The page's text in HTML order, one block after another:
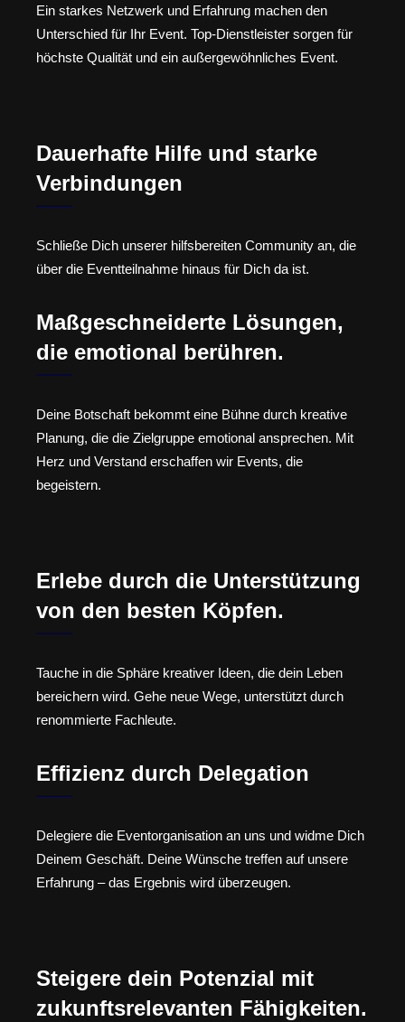
Ein starkes Netzwerk und Erfahrung machen den
Unterschied für Ihr Event. Top-Dienstleister sorgen für
höchste Qualität und ein außergewöhnliches Event.
Dauerhafte Hilfe und starke
Verbindungen
Schließe Dich unserer hilfsbereiten Community an, die
über die Eventteilnahme hinaus für Dich da ist.
Maßgeschneiderte Lösungen,
die emotional berühren.
Deine Botschaft bekommt eine Bühne durch kreative
Planung, die die Zielgruppe emotional ansprechen. Mit
Herz und Verstand erschaffen wir Events, die
begeistern.
Erlebe durch die Unterstützung
von den besten Köpfen.
Tauche in die Sphäre kreativer Ideen, die dein Leben
bereichern wird. Gehe neue Wege, unterstützt durch
renommierte Fachleute.
Effizienz durch Delegation
Delegiere die Eventorganisation an uns und widme Dich
Deinem Geschäft. Deine Wünsche treffen auf unsere
Erfahrung – das Ergebnis wird überzeugen.
Steigere dein Potenzial mit
zukunftsrelevanten Fähigkeiten.